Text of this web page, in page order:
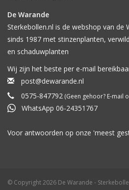
De Warande
Sterkebollen.nl is de webshop van de
sinds 1987 met stinzenplanten,
en schaduwplanten
Wij zijn het beste per e-mail
post@dewarande.nl
0575-847792 (Geen gehoor? E-mail
WhatsApp 06-24351767
Voor antwoorden op onze 'meest
© Copyright 2026 De Warande -